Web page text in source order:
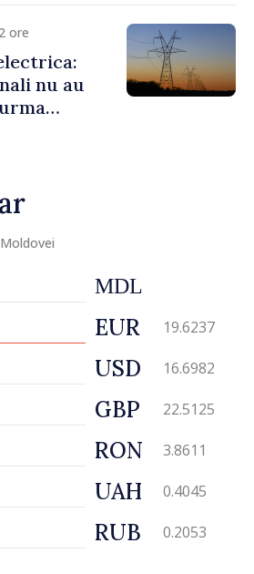
ore
nu au
MDL
EUR 19.6237
USD 16.6982
GBP 22.5125
RON 3.8611
UAH 0.4045
RUB 0.2053